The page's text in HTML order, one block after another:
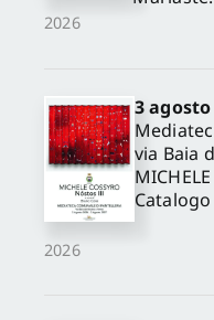
2026
2026
3 agosto
via Baia